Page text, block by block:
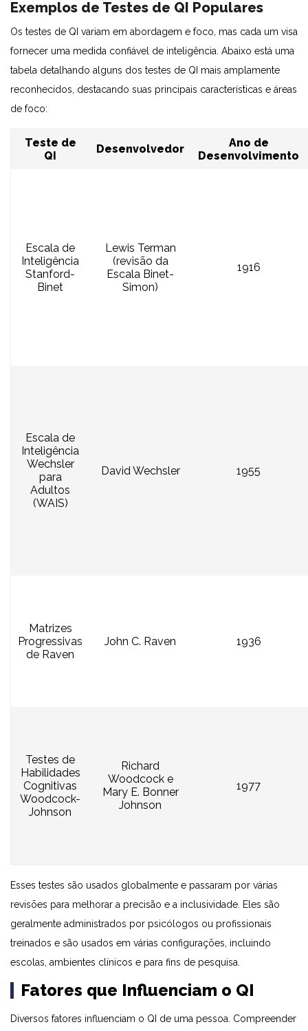
Exemplos de Testes de QI Populares
Os testes de QI variam em abordagem e foco, mas cada um visa
fornecer uma medida confiável de inteligência. Abaixo está uma
tabela detalhando alguns dos testes de QI mais amplamente
reconhecidos, destacando suas principais características e áreas
de foco:
Teste de
QI
Desenvolvedor
Ano de
Desenvolvimento
Escala de
Inteligência
Stanford-
Binet
Lewis Terman
(revisão da
Escala Binet-
Simon)
1916
Escala de
Inteligência
Wechsler
para
Adultos
(WAIS)
David Wechsler 1955
Matrizes
Progressivas
de Raven
John C. Raven 1936
Testes de
Habilidades
Cognitivas
Woodcock-
Johnson
Richard
Woodcock e
Mary E. Bonner
Johnson
1977
Esses testes são usados globalmente e passaram por várias
revisões para melhorar a precisão e a inclusividade. Eles são
geralmente administrados por psicólogos ou profissionais
treinados e são usados em várias configurações, incluindo
escolas, ambientes clínicos e para fins de pesquisa.
Fatores que Influenciam o QI
Diversos fatores influenciam o QI de uma pessoa. Compreender